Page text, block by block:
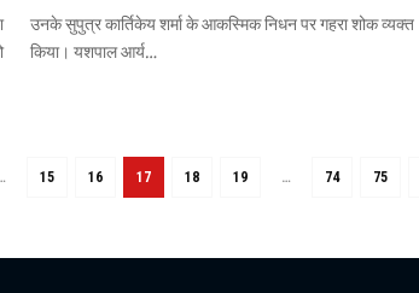
किया। यशपाल आर्य…
15 16 17 18 19 … 74 75